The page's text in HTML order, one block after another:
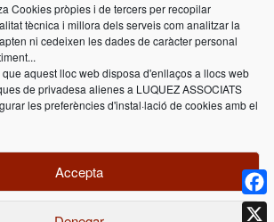
Cookies pròpies i de tercers per recopilar
tècnica i millora dels serveis com analitzar la
ni cedeixen les dades de caràcter personal
aquest lloc web disposa d'enllaços a llocs web
de privadesa alienes a LUQUEZ ASSOCIATS
les preferències d'instal·lació de cookies amb el
Accepta